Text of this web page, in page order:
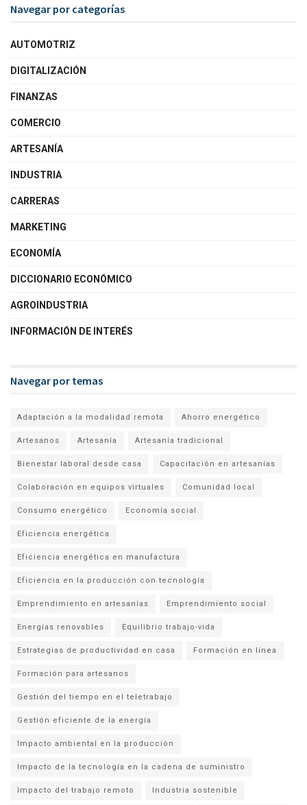
Navegar por categorías
AUTOMOTRIZ
DIGITALIZACIÓN
FINANZAS
COMERCIO
ARTESANÍA
INDUSTRIA
CARRERAS
MARKETING
ECONOMÍA
DICCIONARIO ECONÓMICO
AGROINDUSTRIA
INFORMACIÓN DE INTERÉS
Navegar por temas
Adaptación a la modalidad remota Ahorro energético
Artesanos Artesanía Artesanía tradicional
Bienestar laboral desde casa Capacitación en artesanías
Colaboración en equipos virtuales Comunidad local
Consumo energético Economía social
Eficiencia energética
Eficiencia energética en manufactura
Eficiencia en la producción con tecnología
Emprendimiento en artesanías Emprendimiento social
Energías renovables Equilibrio trabajo-vida
Estrategias de productividad en casa Formación en línea
Formación para artesanos
Gestión del tiempo en el teletrabajo
Gestión eficiente de la energía
Impacto ambiental en la producción
Impacto de la tecnología en la cadena de suministro
Impacto del trabajo remoto Industria sostenible